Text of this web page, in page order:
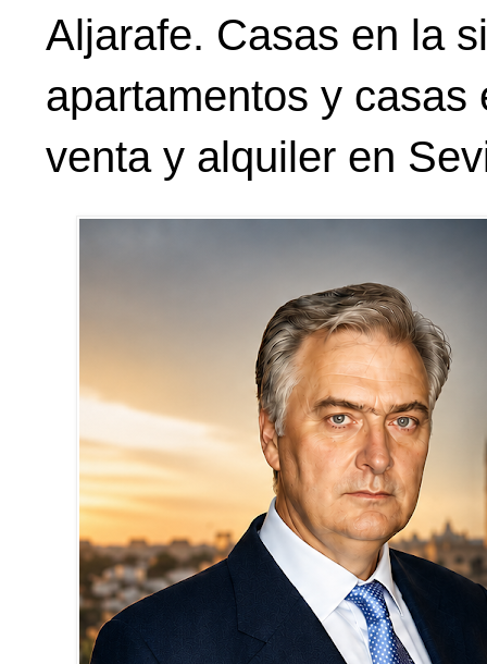
Aljarafe. Casas en la
apartamentos y
venta y alquiler en